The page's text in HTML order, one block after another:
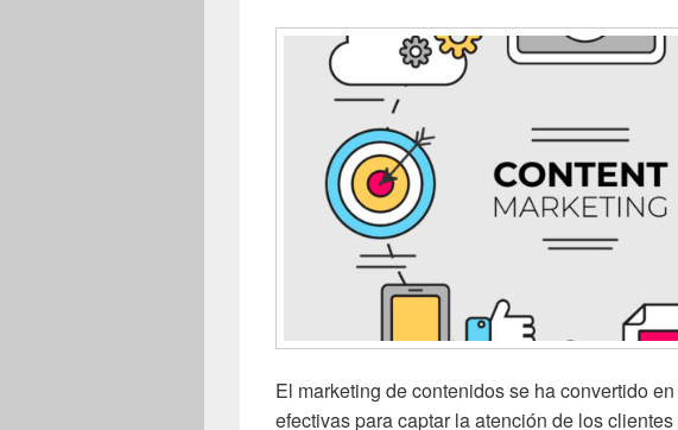
El marketing de contenidos se ha convertido
efectivas para captar la atención de los